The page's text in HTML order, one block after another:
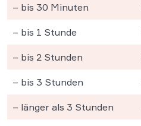
– bis 30 Minuten
– bis 1 Stunde
– bis 2 Stunden
– bis 3 Stunden
– länger als 3 Stunden